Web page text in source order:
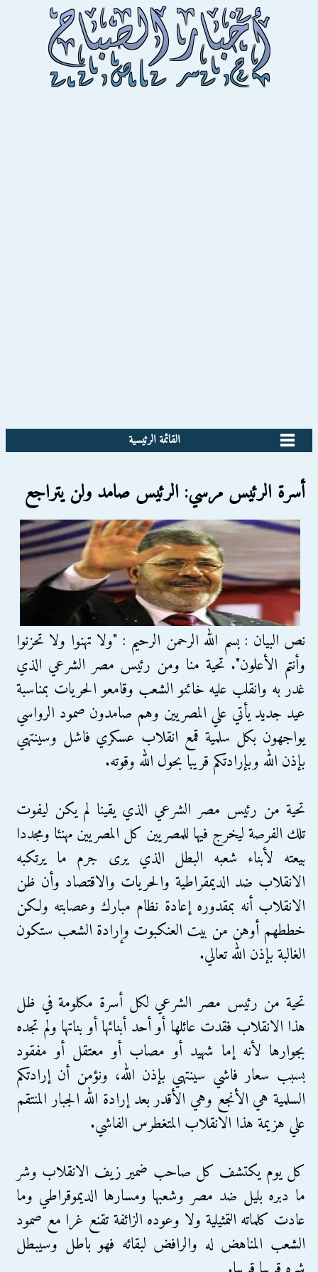
القائمة الرئيسية
أسرة الرئيس مرسي: الرئيس صامد ولن يتراجع
نص البيان : بسم الله الرحمن الرحيم : "ولا تهنوا ولا تحزنوا
وأنتم الأعلون". تحية منا ومن رئيس مصر الشرعي الذي
غدر به وانقلب عليه خائنو الشعب وقامعو الحريات بمناسبة
عيد جديد يأتي علي المصريين وهم صامدون صمود الرواسي
يواجهون بكل سلمية قمع انقلاب عسكري فاشل وسينتهي
بإذن الله وبإرادتكم قريبا بحول الله وقوته.
تحية من رئيس مصر الشرعي الذي يقينا لم يكن ليفوت
تلك الفرصة ليخرج فيها للمصريين كل المصريين مهنئا ومجددا
بيعته لأبناء شعبه البطل الذي يرى جرم ما يرتكبه
الانقلاب ضد الديمقراطية والحريات والاقتصاد وأن ظن
الانقلاب أنه بمقدوره إعادة نظام مبارك وعصابته ولكن
خططهم أوهن من بيت العنكبوت وإرادة الشعب ستكون
الغالبة بإذن الله تعالي.
تحية من رئيس مصر الشرعي لكل أسرة مكلومة في ظل
هذا الانقلاب فقدت عائلها أو أحد أبنائها أو بناتها ولم تجده
بجوارها لأنه إما شهيد أو مصاب أو معتقل أو مفقود
بسبب سعار فاشي سينتهي بإذن الله، ونؤمن أن إرادتكم
السلمية هي الأنجع وهي الأقدر بعد إرادة الله الجبار المنتقم
علي هزيمة هذا الانقلاب المتغطرس الفاشي.
كل يوم يكتشف كل صاحب ضمير زيف الانقلاب وشر
ما دبره بليل ضد مصر وشعبها ومسارها الديموقراطي وما
عادت كلماته التمثيلية ولا وعوده الزائفة تقنع غرا مع صمود
الشعب المناهض له والرافض لبقائه فهو باطل وسيبطل